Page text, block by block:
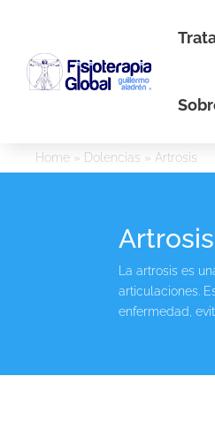
Home » Dolencias » Artrosis
Artrosis
La artrosis es
articulaciones.
enfermedad,